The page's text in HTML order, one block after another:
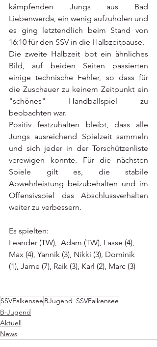
kämpfenden Jungs aus Bad
Liebenwerda, ein wenig aufzuholen und
es ging letztendlich beim Stand von
16:10 für den SSV in die Halbzeitpause.
Die zweite Halbzeit bot ein ähnliches
Bild, auf beiden Seiten passierten
einige technische Fehler, so dass für
die Zuschauer zu keinem Zeitpunkt ein
"schönes" Handballspiel zu
beobachten war.
Positiv festzuhalten bleibt, dass alle
Jungs ausreichend Spielzeit sammeln
und sich jeder in der Torschützenliste
verewigen konnte. Für die nächsten
Spiele gilt es, die stabile
Abwehrleistung beizubehalten und im
Offensivspiel das Abschlussverhalten
weiter zu verbessern.
Es spielten:
Leander (TW),  Adam (TW), Lasse (4),
Max (4), Yannik (3), Nikki (3), Dominik
(1), Jarne (7), Raik (3), Karl (2), Marc (3)
SSVFalkensee BJugend_SSVFalkensee
B-Jugend
Aktuell
News